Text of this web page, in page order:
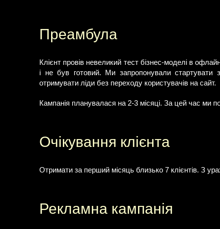
Преамбула
Клієнт провів невеликий тест бізнес-моделі в
і не був готовий. Ми запропонували
отримувати ліди без переходу користувачів на сайт.
Кампанія планувалася на 2-3 місяці. За цей час ми
Очікування клієнта
Отримати за перший місяць близько 7 клієнтів. З
Рекламна кампанія